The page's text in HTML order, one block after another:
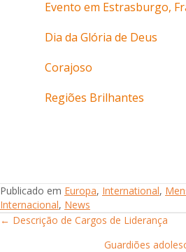
Evento em Estrasburgo,
Dia da Glória de Deus
Corajoso
Regiões Brilhantes
Publicado em Europa, International,
Internacional, News
Posts
← Descrição de Cargos de Liderança
Guardiões